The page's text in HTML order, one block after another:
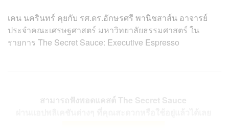
เคน นครินทร์ คุยกับ รศ.ดร.อักษรศรี พานิชสาส์น อาจารย์
ประจำคณะเศรษฐศาสตร์ มหาวิทยาลัยธรรมศาสตร์ ใน
รายการ The Secret Sauce: Executive Espresso
สามารถฟังพอดแคสต์ The Secret Sauce